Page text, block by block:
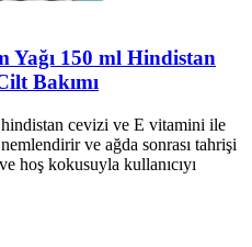
Yağı 150 ml Hindistan
Bakımı
hindistan cevizi ve E vitamini ile
ve ağda sonrası tahrişi
hoş kokusuyla kullanıcıyı